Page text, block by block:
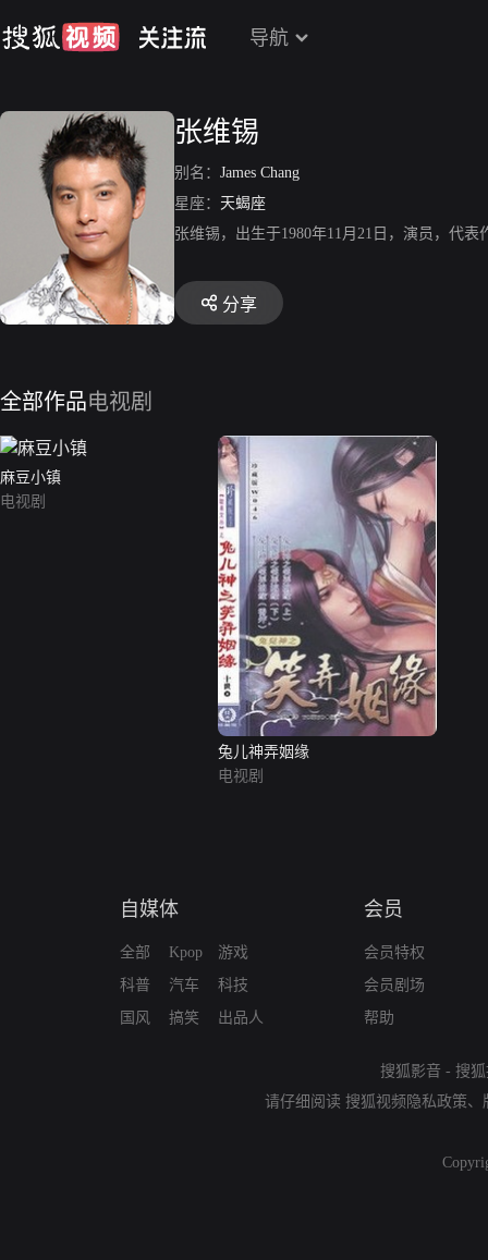
导航
张维锡
别名： James Chang
星座： 天蝎座
张维锡，出生于1980年11月21日，演员，代
分享
全部作品电视剧
麻豆小镇
电视剧
兔儿神弄姻缘
电视剧
自媒体
全部
科普
国风
Kpop
汽车
搞笑
游戏
科技
出品人
会员
会员特权
会员剧场
帮助
搜狐影音 - 搜
请仔细阅读 搜狐视频隐私政策、